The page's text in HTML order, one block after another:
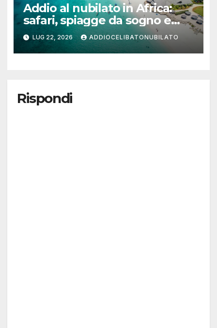
Addio al nubilato in Africa:
safari, spiagge da sogno e
città magiche
LUG 22, 2026 ADDIOCELIBATONUBILATO
Rispondi